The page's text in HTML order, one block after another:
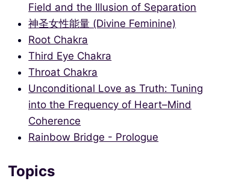
Field and the Illusion of Separation
神圣女性能量 (Divine Feminine)
Root Chakra
Third Eye Chakra
Throat Chakra
Unconditional Love as Truth: Tuning
into the Frequency of Heart–Mind
Coherence
Rainbow Bridge - Prologue
Topics